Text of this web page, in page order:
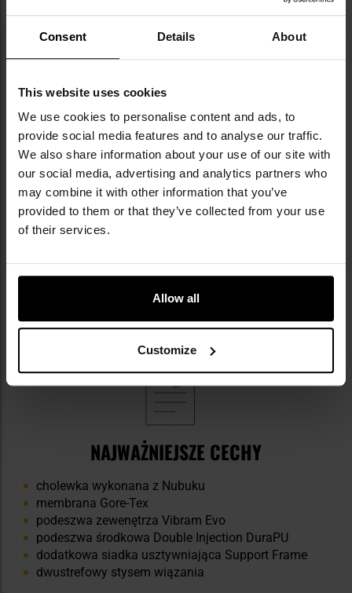
Consent Details About
This website uses cookies
We use cookies to personalise content and ads, to
provide social media features and to analyse our traffic.
We also share information about your use of our site with
our social media, advertising and analytics partners who
may combine it with other information that you’ve
provided to them or that they’ve collected from your use
of their services.
Allow all
Customize
NAJWAŻNIEJSZE CECHY
cholewka wykonana z Nubuku
membrana Gore-Tex
podeszwa zewenętrza Vibram Evo
podeszwa środkowa Double Injection DuraPU
dodatkowa siadka usztywniająca Support Frame
dwustrefowy stysem wiązania